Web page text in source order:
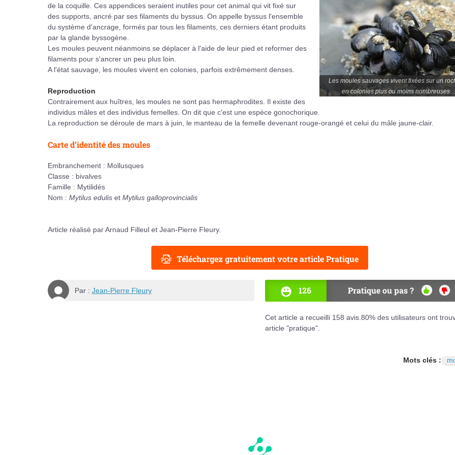
Les moules sauvages vivent fixées sur un
en colonies plus ou moins nombreuses
de la coquille. Ces appendices seraient inutiles pour cet animal qui vit fixé sur
des supports, ancré par ses filaments du byssus. On appelle byssus l'ensemble
du système d'ancrage, formés par tous les filaments, ces derniers étant produits
par la glande byssogène.
Les moules peuvent néanmoins se déplacer à l'aide de leur pied et reformer des
filaments pour s'ancrer un peu plus loin.
A l'état sauvage, les moules vivent en colonies, parfois extrêmement denses.
Reproduction
Contrairement aux huîtres, les moules ne sont pas hermaphrodites. Il existe des
individus mâles et des individus femelles. On dit que c'est une espèce gonochorique.
La reproduction se déroule de mars à juin, le manteau de la femelle devenant rouge-orangé et celui du mâle jaune-clair.
Carte d’identité des moules
Embranchement : Mollusques
Classe : bivalves
Famille : Mytilidés
Nom : Mytilus edulis et Mytilus galloprovincialis
Article réalisé par Arnaud Filleul et Jean-Pierre Fleury.
Téléchargez gratuitement votre article Pratique
Par : Jean-Pierre Fleury 126 Pratique ou pas ?
OUI NON
Cet article a recueilli 158 avis. 80% des utilisateurs ont
article "pratique".
Mots clés :